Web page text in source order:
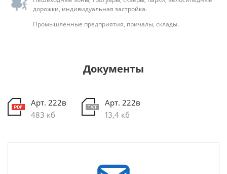
дорожки, индивидуальная застройка.
Промышленные предприятия, причалы, склады.
Документы
Арт. 222в
483 кб
Арт. 222в
13,4 кб